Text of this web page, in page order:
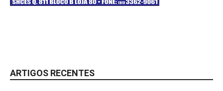
ARTIGOS RECENTES